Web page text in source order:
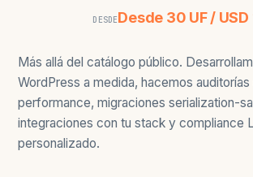
DESDEDesde 30 UF /
Más allá del catálogo público.
WordPress a medida, hacemos auditorías
performance, migraciones serialization-
integraciones con tu stack y compliance
personalizado.